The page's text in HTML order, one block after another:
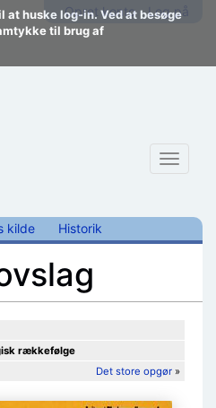
huske log-in. Ved at besøge
til brug af
Opret konto Log på
Toggle
kilde Historik
rækkefølge
Det store opgør »